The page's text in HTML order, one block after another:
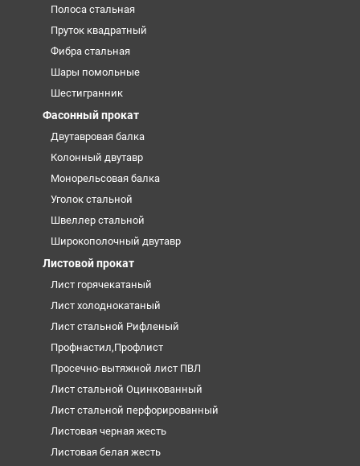
Полоса стальная
Пруток квадратный
Фибра стальная
Шары помольные
Шестигранник
Фасонный прокат
Двутавровая балка
Колонный двутавр
Монорельсовая балка
Уголок стальной
Швеллер стальной
Широкополочный двутавр
Листовой прокат
Лист горячекатаный
Лист холоднокатаный
Лист стальной Рифленый
Профнастил,Профлист
Просечно-вытяжной лист ПВЛ
Лист стальной Оцинкованный
Лист стальной перфорированный
Листовая черная жесть
Листовая белая жесть